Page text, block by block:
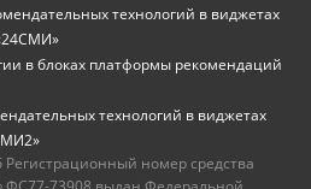
технологий в виджетах
в блоках платформы рекомендаций
технологий в виджетах
номер средства